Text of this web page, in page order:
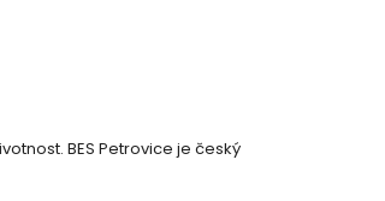
BES Petrovice je český